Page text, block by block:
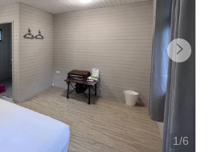
1/6